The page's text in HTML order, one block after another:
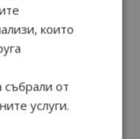
Пловдив, градът на
Перник – град на
вдъхновяващите...
които
събрали от
услуги.